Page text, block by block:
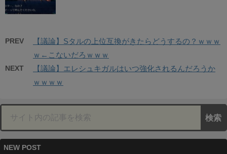
PREV
【議論】Sタルの上位互換がきたらどうするの？ｗｗｗ
ｗ←こないだろｗｗｗ
NEXT
【議論】エレシュキガルはいつ強化されるんだろうか
ｗｗｗｗ
NEW POST